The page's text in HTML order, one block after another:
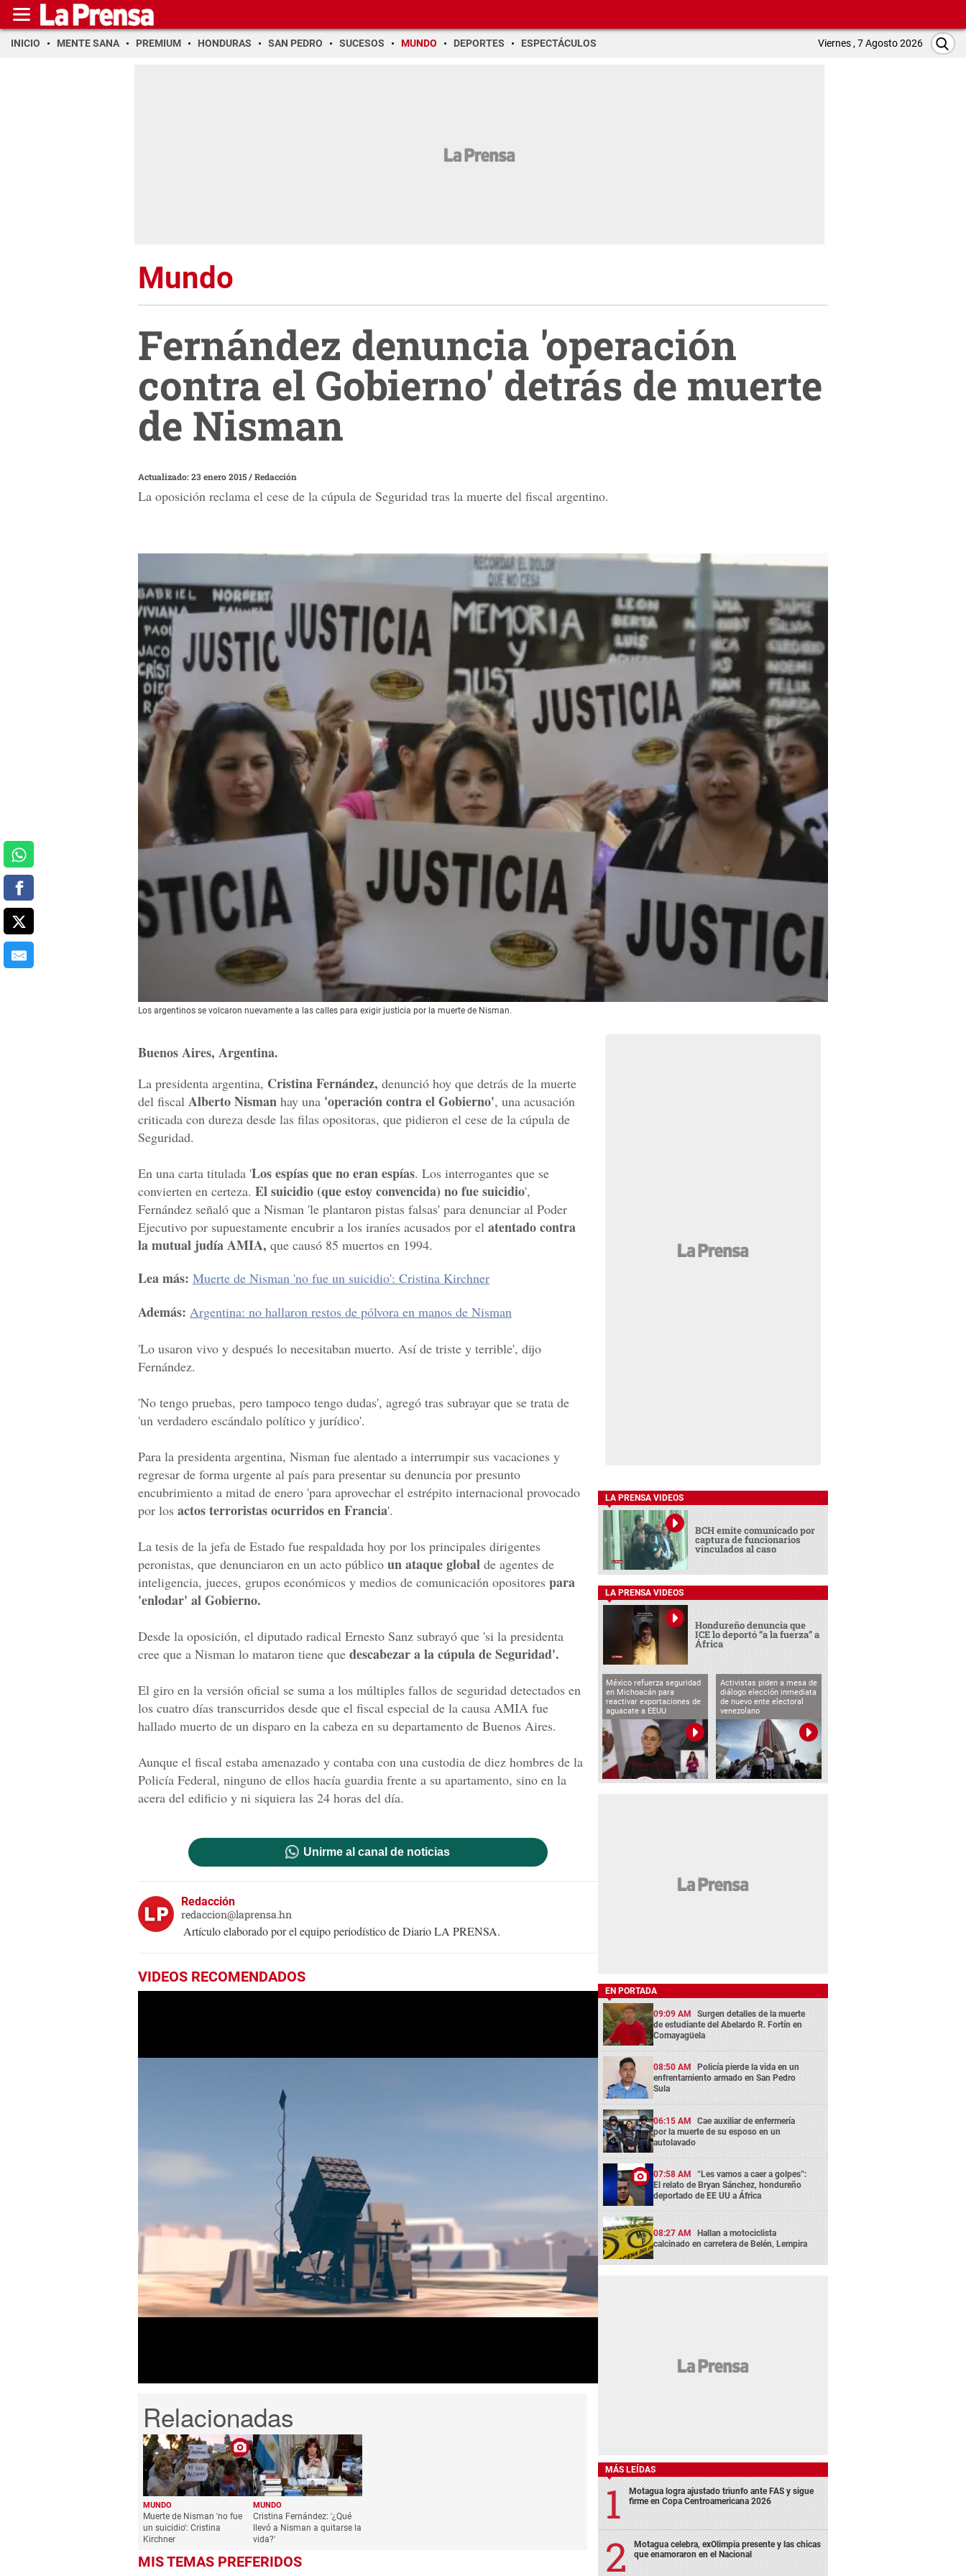
INICIO MENTE SANA PREMIUM HONDURAS SAN PEDRO SUCESOS MUNDO DEPORTES ESPECTÁCULOS Viernes , 7 Agosto 2026
Mundo
Fernández denuncia 'operación
contra el Gobierno' detrás de muerte
de Nisman
Actualizado: 23 enero 2015/Redacción
La oposición reclama el cese de la cúpula de Seguridad tras la muerte del fiscal argentino.
Los argentinos se volcaron nuevamente a las calles para exigir justicia por la muerte de Nisman.
Buenos Aires, Argentina.
La presidenta argentina, Cristina Fernández, denunció hoy que detrás de la muerte
del fiscal Alberto Nisman hay una 'operación contra el Gobierno', una acusación
criticada con dureza desde las filas opositoras, que pidieron el cese de la cúpula de
Seguridad.
En una carta titulada 'Los espías que no eran espías. Los interrogantes que se
convierten en certeza. El suicidio (que estoy convencida) no fue suicidio',
Fernández señaló que a Nisman 'le plantaron pistas falsas' para denunciar al Poder
Ejecutivo por supuestamente encubrir a los iraníes acusados por el atentado contra
la mutual judía AMIA, que causó 85 muertos en 1994.
Lea más: Muerte de Nisman 'no fue un suicidio': Cristina Kirchner
Además: Argentina: no hallaron restos de pólvora en manos de Nisman
'Lo usaron vivo y después lo necesitaban muerto. Así de triste y terrible', dijo
Fernández.
'No tengo pruebas, pero tampoco tengo dudas', agregó tras subrayar que se trata de
'un verdadero escándalo político y jurídico'.
Para la presidenta argentina, Nisman fue alentado a interrumpir sus vacaciones y
regresar de forma urgente al país para presentar su denuncia por presunto
encubrimiento a mitad de enero 'para aprovechar el estrépito internacional provocado
por los actos terroristas ocurridos en Francia'.
La tesis de la jefa de Estado fue respaldada hoy por los principales dirigentes
peronistas, que denunciaron en un acto público un ataque global de agentes de
inteligencia, jueces, grupos económicos y medios de comunicación opositores para
'enlodar' al Gobierno.
Desde la oposición, el diputado radical Ernesto Sanz subrayó que 'si la presidenta
cree que a Nisman lo mataron tiene que descabezar a la cúpula de Seguridad'.
El giro en la versión oficial se suma a los múltiples fallos de seguridad detectados en
los cuatro días transcurridos desde que el fiscal especial de la causa AMIA fue
hallado muerto de un disparo en la cabeza en su departamento de Buenos Aires.
Aunque el fiscal estaba amenazado y contaba con una custodia de diez hombres de la
Policía Federal, ninguno de ellos hacía guardia frente a su apartamento, sino en la
acera del edificio y ni siquiera las 24 horas del día.
Unirme al canal de noticias
Redacción
redaccion@laprensa.hn
Artículo elaborado por el equipo periodístico de Diario LA PRENSA.
VIDEOS RECOMENDADOS
0
of
1
minute,
36
MUNDO
Muerte de Nisman 'no fue
un suicidio': Cristina
Kirchner
MUNDO
Cristina Fernández: '¿Qué
llevó a Nisman a quitarse la
vida?'
MIS TEMAS PREFERIDOS
LA PRENSA VIDEOS
BCH emite comunicado por
captura de funcionarios
vinculados al caso
LA PRENSA VIDEOS
Hondureño denuncia que
ICE lo deportó “a la fuerza” a
África
México refuerza seguridad
en Michoacán para
reactivar exportaciones de
aguacate a EEUU
Activistas piden a mesa de
diálogo elección inmediata
de nuevo ente electoral
venezolano
EN PORTADA
09:09 AM Surgen detalles de la muerte
de estudiante del Abelardo R. Fortín en
Comayagüela
08:50 AM Policía pierde la vida en un
enfrentamiento armado en San Pedro
Sula
06:15 AM Cae auxiliar de enfermería
por la muerte de su esposo en un
autolavado
07:58 AM “Les vamos a caer a golpes”:
El relato de Bryan Sánchez, hondureño
deportado de EE UU a África
08:27 AM Hallan a motociclista
calcinado en carretera de Belén, Lempira
MÁS LEÍDAS
Motagua logra ajustado triunfo ante FAS y sigue
firme en Copa Centroamericana 2026
Motagua celebra, exOlimpia presente y las chicas
que enamoraron en el Nacional